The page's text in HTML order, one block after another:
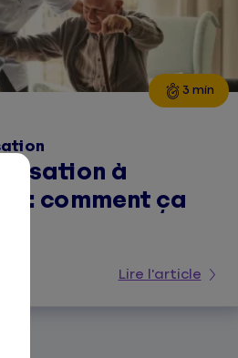
3 min
à
: comment ça
Lire l'article